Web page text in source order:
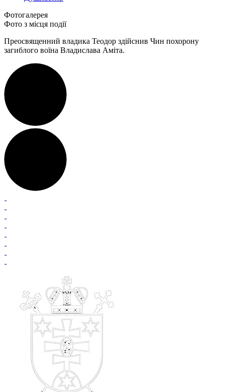
Фотогалерея
Фото з місця події
Преосвященний владика Теодор здійснив Чин похорону
загиблого воїна Владислава Аміта.